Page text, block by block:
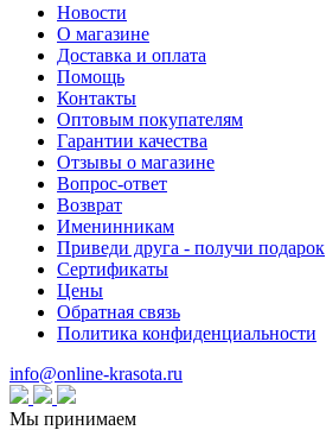
Новости
О магазине
Доставка и оплата
Помощь
Контакты
Оптовым покупателям
Гарантии качества
Отзывы о магазине
Вопрос-ответ
Возврат
Именинникам
Приведи друга - получи подарок
Сертификаты
Цены
Обратная связь
Политика конфиденциальности
info@online-krasota.ru
Мы принимаем